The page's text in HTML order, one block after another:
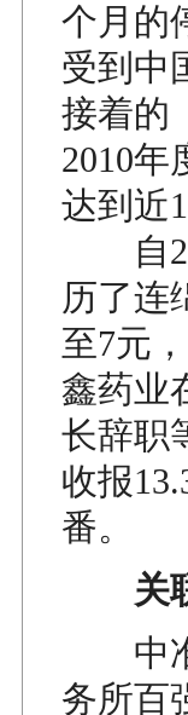
个月的
受到中
接着的
2010年
达到近
自
历了连
至7元
鑫药业
长辞职
收报
番。
关联
中准
务所百